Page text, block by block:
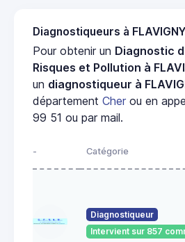
Diagnostiqueurs à FLAVIGNY
Pour obtenir un Diagnostic
Risques et Pollution à
un diagnostiqueur à
département Cher ou en
99 51 ou par mail.
- Catégorie
Diagnostiqueur
Intervient sur 857